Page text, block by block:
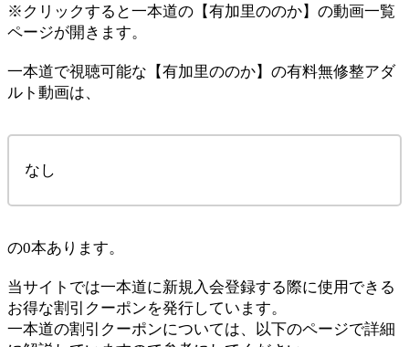
※クリックすると一本道の【有加里ののか】の動画一覧
ページが開きます。
一本道で視聴可能な【有加里ののか】の有料無修整アダ
ルト動画は、
なし
の0本あります。
当サイトでは一本道に新規入会登録する際に使用できる
お得な割引クーポンを発行しています。
一本道の割引クーポンについては、以下のページで詳細